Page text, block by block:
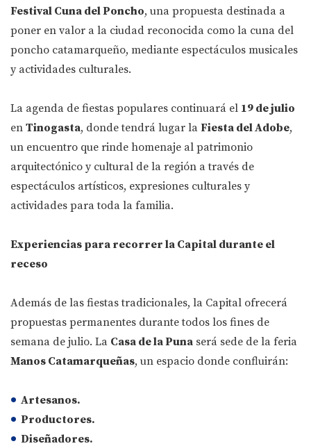
Festival Cuna del Poncho, una propuesta destinada a
poner en valor a la ciudad reconocida como la cuna del
poncho catamarqueño, mediante espectáculos musicales
y actividades culturales.
La agenda de fiestas populares continuará el 19 de julio
en Tinogasta, donde tendrá lugar la Fiesta del Adobe,
un encuentro que rinde homenaje al patrimonio
arquitectónico y cultural de la región a través de
espectáculos artísticos, expresiones culturales y
actividades para toda la familia.
Experiencias para recorrer la Capital durante el
receso
Además de las fiestas tradicionales, la Capital ofrecerá
propuestas permanentes durante todos los fines de
semana de julio. La Casa de la Puna será sede de la feria
Manos Catamarqueñas, un espacio donde confluirán:
Artesanos.
Productores.
Diseñadores.